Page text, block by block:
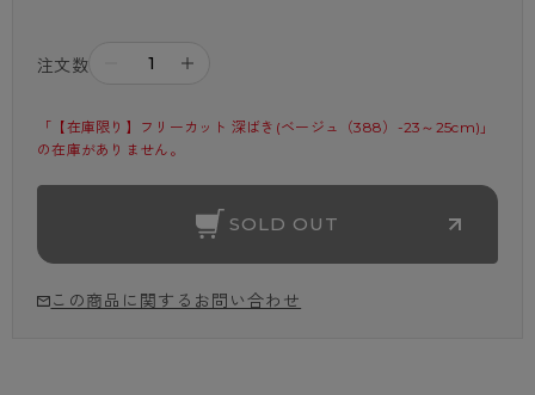
注文数 ＋
「【在庫限り】フリーカット 深ばき(ベージュ（388）-23～25cm)」
の在庫がありません。
SOLD OUT
この商品に関するお問い合わせ